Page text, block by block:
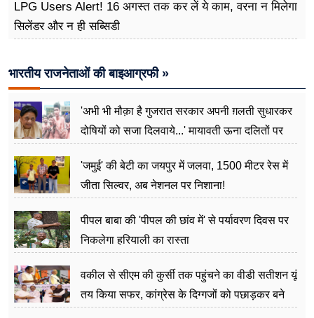
LPG Users Alert! 16 अगस्त तक कर लें ये काम, वरना न मिलेगा
सिलेंडर और न ही सब्सिडी
भारतीय राजनेताओं की बाइआग्रफी »
'अभी भी मौक़ा है गुजरात सरकार अपनी ग़लती सुधारकर
दोषियों को सजा दिलवाये...' मायावती ऊना दलितों पर
'जमुई' की बेटी का जयपुर में जलवा, 1500 मीटर रेस में
जीता सिल्वर, अब नेशनल पर निशाना!
पीपल बाबा की 'पीपल की छांव में' से पर्यावरण दिवस पर
निकलेगा हरियाली का रास्ता
वकील से सीएम की कुर्सी तक पहुंचने का वीडी सतीशन यूं
तय किया सफर, कांग्रेस के दिग्गजों को पछाड़कर बने